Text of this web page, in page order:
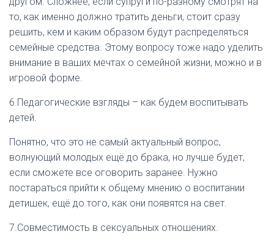
то, как именно должно тратить деньги, стоит сразу
решить, кем и каким образом будут распределяться
семейные средства. Этому вопросу тоже надо уделить
внимание в ваших мечтах о семейной жизни, можно и в
игровой форме.
6.Педагогические взгляды – как будем воспитывать
детей.
Понятно, что это не самый актуальный вопрос,
волнующий молодых ещё до брака, но лучше будет,
если сможете все оговорить заранее. Нужно
постараться прийти к общему мнению о воспитании
детишек, ещё до того, как они появятся на свет.
7.Совместимость в сексуальных отношениях.